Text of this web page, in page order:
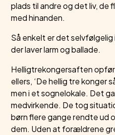
plads til andre og det liv, de
med hinanden.
Så enkelt er det selvfølgelig
der laver larm og ballade.
Helligtrekongersaften
ellers, ‘De hellig tre konger
men i et sognelokale. Det
medvirkende. De tog
børn flere gange rendte ud
dem. Uden at forældrene